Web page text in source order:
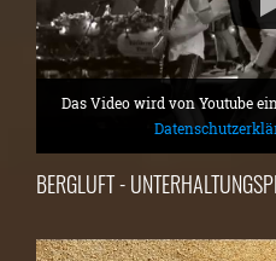
Das Video wird von Youtube
BERGLUFT -